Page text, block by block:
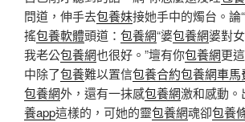
問道，伸手去包養妹接她手中的燭台。論
搖包養軟體頭道： 包養網“婆包養網婆對
我老公包養網也很好。”壇有你包養網更
中除了包養難以置信包養合約包養網車馬
包養網外，還有一抹感包養網激和感動
養app這樣的，可她的靈包養網魂卻包養